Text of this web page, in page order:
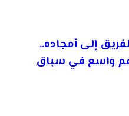
إلى أمجاده..
واسع في سباق